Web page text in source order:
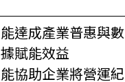
能達成產業普惠與數
據賦能效益
能協助企業將營運紀